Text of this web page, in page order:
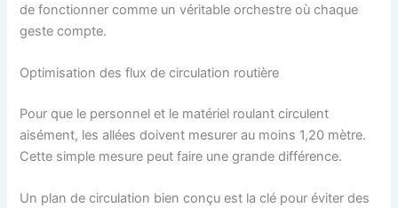
de fonctionner comme un véritable orchestre où chaque
geste compte.
Optimisation des flux de circulation routière
Pour que le personnel et le matériel roulant circulent
aisément, les allées doivent mesurer au moins 1,20 mètre.
Cette simple mesure peut faire une grande différence.
Un plan de circulation bien conçu est la clé pour éviter des